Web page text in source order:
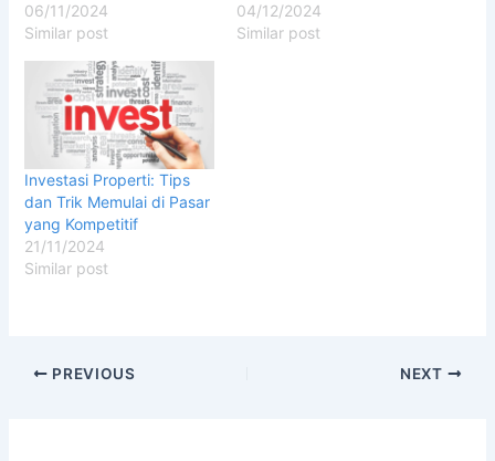
06/11/2024
Similar post
04/12/2024
Similar post
Investasi Properti: Tips
dan Trik Memulai di Pasar
yang Kompetitif
21/11/2024
Similar post
PREVIOUS NEXT